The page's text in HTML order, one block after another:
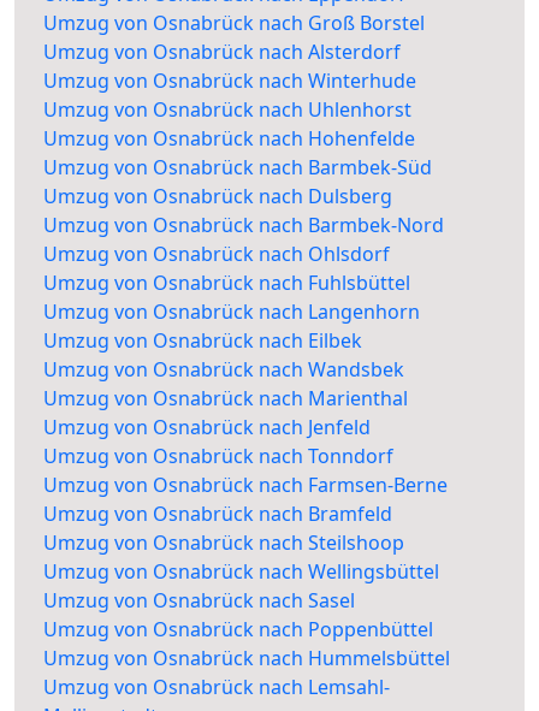
Umzug von Osnabrück nach Groß Borstel
Umzug von Osnabrück nach Alsterdorf
Umzug von Osnabrück nach Winterhude
Umzug von Osnabrück nach Uhlenhorst
Umzug von Osnabrück nach Hohenfelde
Umzug von Osnabrück nach Barmbek-Süd
Umzug von Osnabrück nach Dulsberg
Umzug von Osnabrück nach Barmbek-Nord
Umzug von Osnabrück nach Ohlsdorf
Umzug von Osnabrück nach Fuhlsbüttel
Umzug von Osnabrück nach Langenhorn
Umzug von Osnabrück nach Eilbek
Umzug von Osnabrück nach Wandsbek
Umzug von Osnabrück nach Marienthal
Umzug von Osnabrück nach Jenfeld
Umzug von Osnabrück nach Tonndorf
Umzug von Osnabrück nach Farmsen-Berne
Umzug von Osnabrück nach Bramfeld
Umzug von Osnabrück nach Steilshoop
Umzug von Osnabrück nach Wellingsbüttel
Umzug von Osnabrück nach Sasel
Umzug von Osnabrück nach Poppenbüttel
Umzug von Osnabrück nach Hummelsbüttel
Umzug von Osnabrück nach Lemsahl-